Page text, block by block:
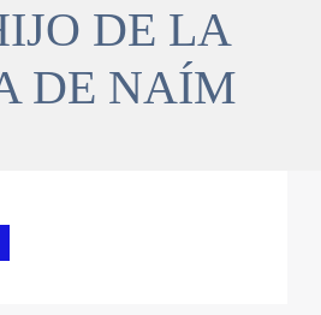
DE LA
DE NAÍM